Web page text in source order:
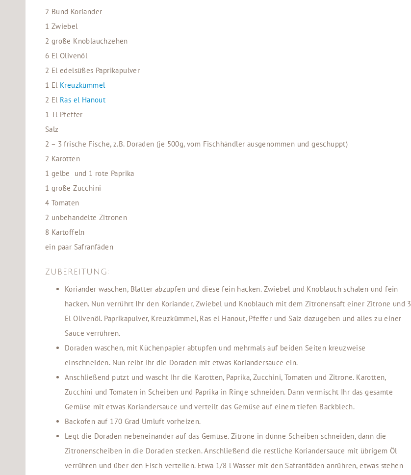
2 Bund Koriander
1 Zwiebel
2 große Knoblauchzehen
6 El Olivenöl
2 El edelsüßes Paprikapulver
1 El Kreuzkümmel
2 El Ras el Hanout
1 Tl Pfeffer
Salz
2 – 3 frische Fische, z.B. Doraden (je 500g, vom Fischhändler ausgenommen und geschuppt)
2 Karotten
1 gelbe und 1 rote Paprika
1 große Zucchini
4 Tomaten
2 unbehandelte Zitronen
8 Kartoffeln
ein paar Safranfäden
ZUBEREITUNG:
Koriander waschen, Blätter abzupfen und diese fein hacken. Zwiebel und Knoblauch schälen und fein
hacken. Nun verrührt Ihr den Koriander, Zwiebel und Knoblauch mit dem Zitronensaft einer Zitrone und 3
El Olivenöl. Paprikapulver, Kreuzkümmel, Ras el Hanout, Pfeffer und Salz dazugeben und alles zu einer
Sauce verrühren.
Doraden waschen, mit Küchenpapier abtupfen und mehrmals auf beiden Seiten kreuzweise
einschneiden. Nun reibt Ihr die Doraden mit etwas Koriandersauce ein.
Anschließend putzt und wascht Ihr die Karotten, Paprika, Zucchini, Tomaten und Zitrone. Karotten,
Zucchini und Tomaten in Scheiben und Paprika in Ringe schneiden. Dann vermischt Ihr das gesamte
Gemüse mit etwas Koriandersauce und verteilt das Gemüse auf einem tiefen Backblech.
Backofen auf 170 Grad Umluft vorheizen.
Legt die Doraden nebeneinander auf das Gemüse. Zitrone in dünne Scheiben schneiden, dann die
Zitronenscheiben in die Doraden stecken. Anschließend die restliche Koriandersauce mit übrigem Öl
verrühren und über den Fisch verteilen. Etwa 1/8 l Wasser mit den Safranfäden anrühren, etwas stehen